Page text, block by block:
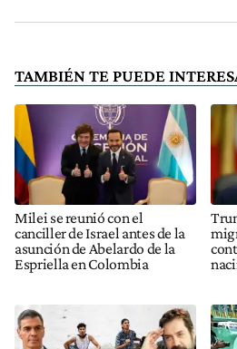
TAMBIÉN TE PUEDE
Milei se reunió con el
canciller de Israel antes de la
asunción de Abelardo de la
Espriella en Colombia